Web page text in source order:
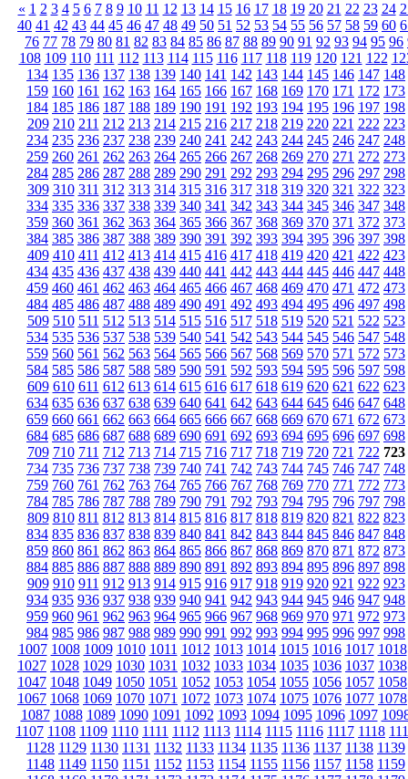
« 1 2 3 4 5 6 7 8 9 10 11 12 13 14 15 16 17 18 19 20 21 22 23 24
40 41 42 43 44 45 46 47 48 49 50 51 52 53 54 55 56 57 58 59 60
76 77 78 79 80 81 82 83 84 85 86 87 88 89 90 91 92 93 94 95 96
108 109 110 111 112 113 114 115 116 117 118 119 120 121 122
134 135 136 137 138 139 140 141 142 143 144 145 146 147 148
159 160 161 162 163 164 165 166 167 168 169 170 171 172 173
184 185 186 187 188 189 190 191 192 193 194 195 196 197 198
209 210 211 212 213 214 215 216 217 218 219 220 221 222 223
234 235 236 237 238 239 240 241 242 243 244 245 246 247 248
259 260 261 262 263 264 265 266 267 268 269 270 271 272 273
284 285 286 287 288 289 290 291 292 293 294 295 296 297 298
309 310 311 312 313 314 315 316 317 318 319 320 321 322 323
334 335 336 337 338 339 340 341 342 343 344 345 346 347 348
359 360 361 362 363 364 365 366 367 368 369 370 371 372 373
384 385 386 387 388 389 390 391 392 393 394 395 396 397 398
409 410 411 412 413 414 415 416 417 418 419 420 421 422 423
434 435 436 437 438 439 440 441 442 443 444 445 446 447 448
459 460 461 462 463 464 465 466 467 468 469 470 471 472 473
484 485 486 487 488 489 490 491 492 493 494 495 496 497 498
509 510 511 512 513 514 515 516 517 518 519 520 521 522 523
534 535 536 537 538 539 540 541 542 543 544 545 546 547 548
559 560 561 562 563 564 565 566 567 568 569 570 571 572 573
584 585 586 587 588 589 590 591 592 593 594 595 596 597 598
609 610 611 612 613 614 615 616 617 618 619 620 621 622 623
634 635 636 637 638 639 640 641 642 643 644 645 646 647 648
659 660 661 662 663 664 665 666 667 668 669 670 671 672 673
684 685 686 687 688 689 690 691 692 693 694 695 696 697 698
709 710 711 712 713 714 715 716 717 718 719 720 721 722 723
734 735 736 737 738 739 740 741 742 743 744 745 746 747 748
759 760 761 762 763 764 765 766 767 768 769 770 771 772 773
784 785 786 787 788 789 790 791 792 793 794 795 796 797 798
809 810 811 812 813 814 815 816 817 818 819 820 821 822 823
834 835 836 837 838 839 840 841 842 843 844 845 846 847 848
859 860 861 862 863 864 865 866 867 868 869 870 871 872 873
884 885 886 887 888 889 890 891 892 893 894 895 896 897 898
909 910 911 912 913 914 915 916 917 918 919 920 921 922 923
934 935 936 937 938 939 940 941 942 943 944 945 946 947 948
959 960 961 962 963 964 965 966 967 968 969 970 971 972 973
984 985 986 987 988 989 990 991 992 993 994 995 996 997 998
1007 1008 1009 1010 1011 1012 1013 1014 1015 1016 1017 1018
1027 1028 1029 1030 1031 1032 1033 1034 1035 1036 1037 1038
1047 1048 1049 1050 1051 1052 1053 1054 1055 1056 1057 1058
1067 1068 1069 1070 1071 1072 1073 1074 1075 1076 1077 1078
1087 1088 1089 1090 1091 1092 1093 1094 1095 1096 1097
1107 1108 1109 1110 1111 1112 1113 1114 1115 1116 1117 1118
1128 1129 1130 1131 1132 1133 1134 1135 1136 1137 1138 1139
1148 1149 1150 1151 1152 1153 1154 1155 1156 1157 1158 1159